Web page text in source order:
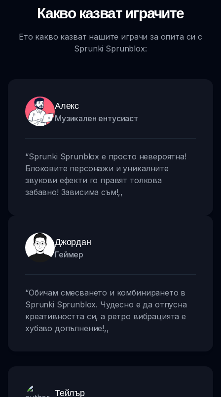
Какво казват играчите
Ето какво казват нашите играчи за опита си с
Sprunki Sprunblox:
Алекс
Музикален ентусиаст
“Sprunki Sprunblox е просто невероятна!
Блоковите персонажи и уникалните
звукови ефекти го правят толкова
забавно! Зависима съм!,,
Джордан
Геймер
“Обичам смесването и комбинирането в
Sprunki Sprunblox. Чудесно е да отпусна
креативността си, а ретро вибрацията е
хубаво допълнение!,,
Тейлър